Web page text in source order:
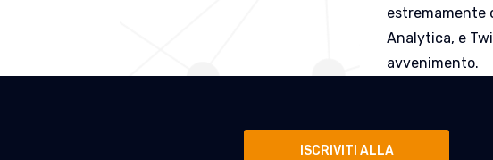
estremamente
Analytica, e
avvenimento.
ISCRIVITI ALLA